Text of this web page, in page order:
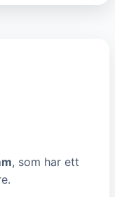
, som har ett